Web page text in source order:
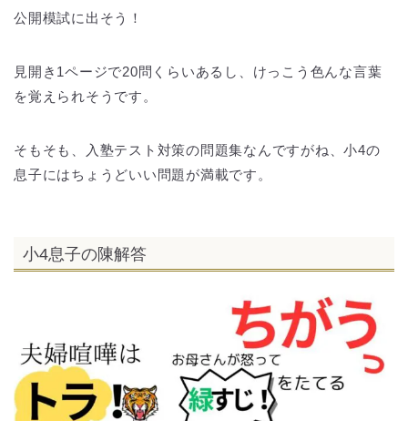
公開模試に出そう！
見開き1ページで20問くらいあるし、けっこう色んな言葉
を覚えられそうです。
そもそも、入塾テスト対策の問題集なんですがね、小4の
息子にはちょうどいい問題が満載です。
小4息子の陳解答